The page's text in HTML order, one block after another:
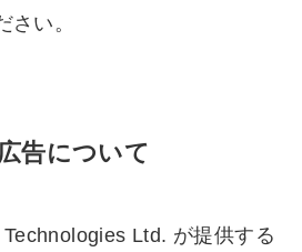
さい。
告について
Ltd. が提供する